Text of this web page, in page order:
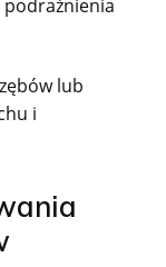
podrażnienia
lub
i